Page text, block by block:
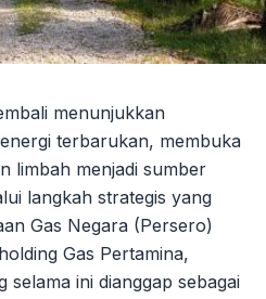
menunjukkan
terbarukan, membuka
limbah menjadi sumber
langkah strategis yang
Gas Negara (Persero)
Gas Pertamina,
selama ini dianggap sebagai